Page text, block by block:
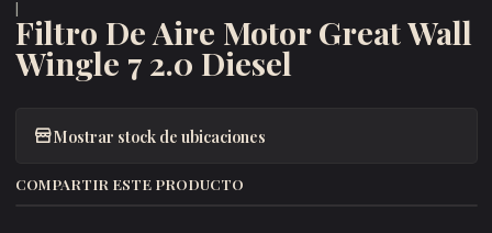
Filtro De Aire Motor Great Wall
Wingle 7 2.0 Diesel
Mostrar stock de ubicaciones
COMPARTIR ESTE PRODUCTO